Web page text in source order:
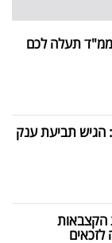
ממ"ד תעלה לכם
הגיש תביעת ענק
הקצבאות